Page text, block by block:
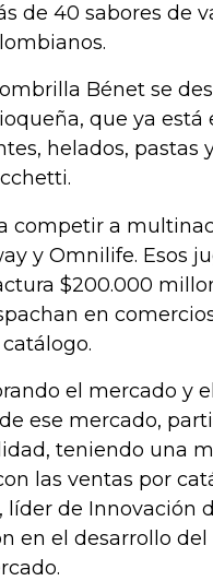
de 40 sabores de
Bénet se
que ya está
helados, pastas
competir a
y Omnilife. Esos
$200.000
en
el mercado y
ese mercado,
teniendo una
las ventas por
líder de Innovación
en el desarrollo